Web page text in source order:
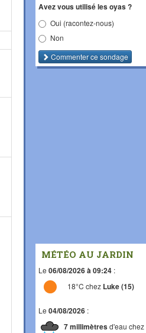
Avez vous utilisé les oyas ?
Oui (racontez-nous)
Non
Commenterce sondage
MÉTÉO AU JARDIN
Le 06/08/2026 à 09:24 :
18°C chez Luke (15)
Le 04/08/2026 :
7 millimètresd'eau chez